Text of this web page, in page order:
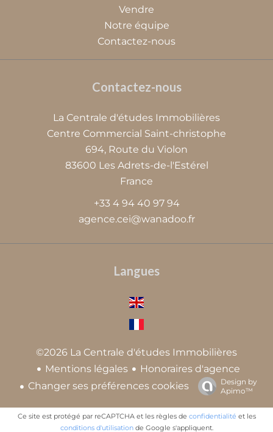
Vendre
Notre équipe
Contactez-nous
Contactez-nous
La Centrale d'études Immobilières
Centre Commercial Saint-christophe
694, Route du Violon
83600 Les Adrets-de-l'Estérel
France
+33 4 94 40 97 94
agence.cei@wanadoo.fr
Langues
©2026 La Centrale d'études Immobilières
Mentions légales
Honoraires d'agence
Changer ses préférences cookies
Design by
Apimo™
Ce site est protégé par reCAPTCHA et les règles de confidentialité et les
conditions d'utilisationde Google s'appliquent.